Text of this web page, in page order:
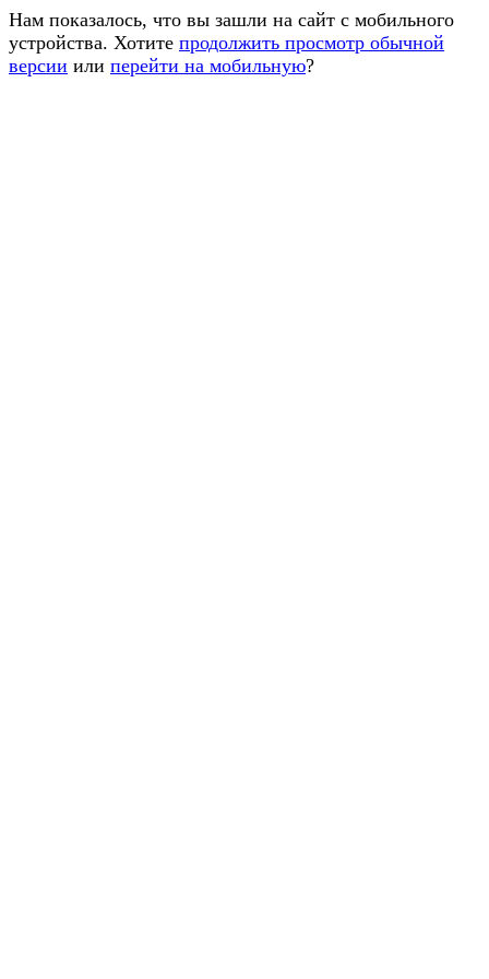
Нам показалось, что вы зашли на сайт с мобильного
устройства. Хотите продолжить просмотр обычной
версии или перейти на мобильную?